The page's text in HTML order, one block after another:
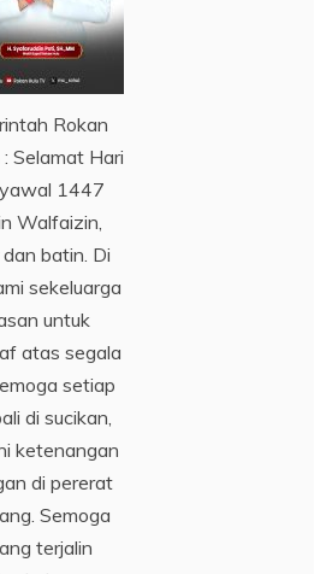
Rokan
Selamat Hari
1447
Walfaizin,
batin. Di
sekeluarga
untuk
atas segala
setiap
di sucikan,
ketenangan
di pererat
Semoga
terjalin